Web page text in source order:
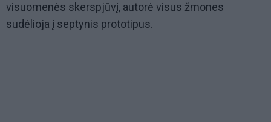
visuomenės skerspjūvį, autorė visus žmones
sudėlioja į septynis prototipus.